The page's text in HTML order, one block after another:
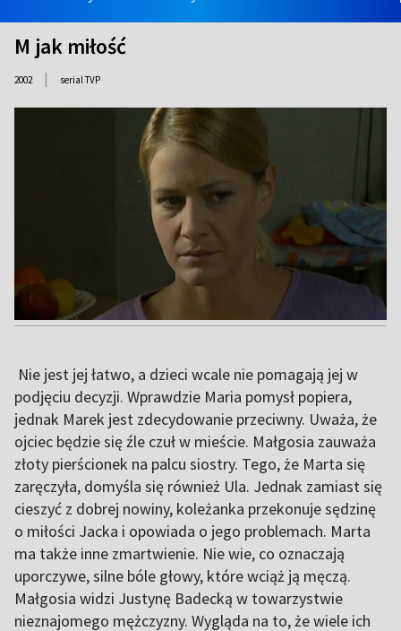
M jak miłość
2002 | serial TVP
Nie jest jej łatwo, a dzieci wcale nie pomagają jej w
podjęciu decyzji. Wprawdzie Maria pomysł popiera,
jednak Marek jest zdecydowanie przeciwny. Uważa, że
ojciec będzie się źle czuł w mieście. Małgosia zauważa
złoty pierścionek na palcu siostry. Tego, że Marta się
zaręczyła, domyśla się również Ula. Jednak zamiast się
cieszyć z dobrej nowiny, koleżanka przekonuje sędzinę
o miłości Jacka i opowiada o jego problemach. Marta
ma także inne zmartwienie. Nie wie, co oznaczają
uporczywe, silne bóle głowy, które wciąż ją męczą.
Małgosia widzi Justynę Badecką w towarzystwie
nieznajomego mężczyzny. Wygląda na to, że wiele ich